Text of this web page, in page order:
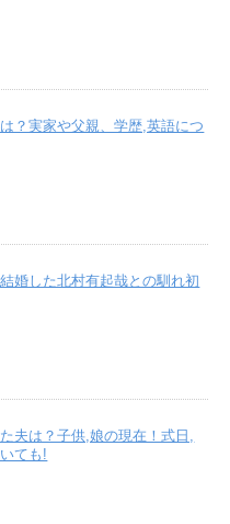
？実家や父親、学歴,英語につ
婚した北村有起哉との馴れ初
夫は？子供,娘の現在！式日,
ても!